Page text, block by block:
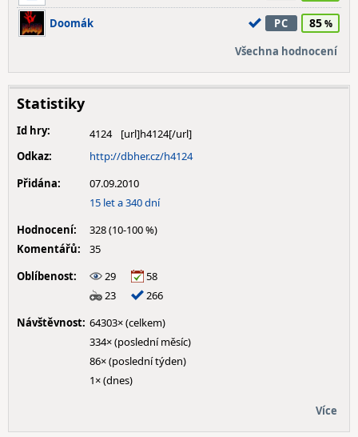
Doomák PC 85
Všechna hodnocení
Statistiky
Id hry:
4124
Odkaz:
http://dbher.cz/h4124
Přidána:
07.09.2010
15 let a 340 dní
Hodnocení:
328 (10-100 %)
Komentářů:
35
Oblíbenost:
29
58
23
266
Návštěvnost: 64303× (celkem)
334× (poslední měsíc)
86× (poslední týden)
1× (dnes)
Více